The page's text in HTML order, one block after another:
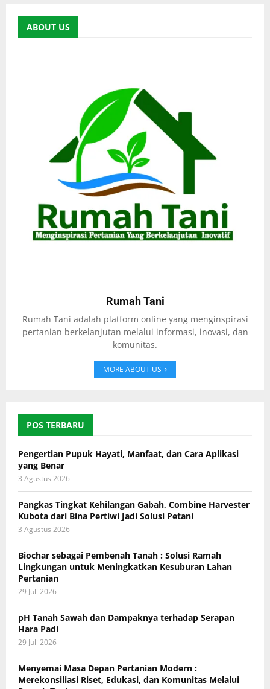
ABOUT US
Rumah Tani
Rumah Tani adalah platform online yang menginspirasi
pertanian berkelanjutan melalui informasi, inovasi, dan
komunitas.
MORE ABOUT US
POS TERBARU
Pengertian Pupuk Hayati, Manfaat, dan Cara Aplikasi
yang Benar
3 Agustus 2026
Pangkas Tingkat Kehilangan Gabah, Combine Harvester
Kubota dari Bina Pertiwi Jadi Solusi Petani
3 Agustus 2026
Biochar sebagai Pembenah Tanah : Solusi Ramah
Lingkungan untuk Meningkatkan Kesuburan Lahan
Pertanian
29 Juli 2026
pH Tanah Sawah dan Dampaknya terhadap Serapan
Hara Padi
29 Juli 2026
Menyemai Masa Depan Pertanian Modern :
Merekonsiliasi Riset, Edukasi, dan Komunitas Melalui